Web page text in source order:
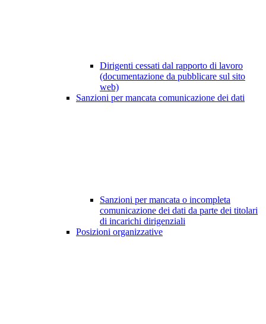
Dirigenti cessati dal rapporto di lavoro
(documentazione da pubblicare sul sito
web)
Sanzioni per mancata comunicazione dei dati
Sanzioni per mancata o incompleta
comunicazione dei dati da parte dei titolari
di incarichi dirigenziali
Posizioni organizzative